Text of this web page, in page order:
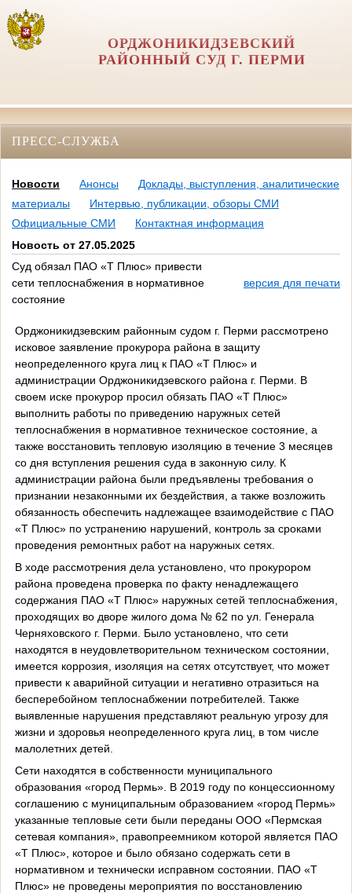
ОРДЖОНИКИДЗЕВСКИЙ
РАЙОННЫЙ СУД Г. ПЕРМИ
ПРЕСС-СЛУЖБА
Новости Анонсы
Доклады, выступления, аналитические
материалы
Интервью, публикации, обзоры СМИ
Официальные СМИ
Контактная информация
Новость от 27.05.2025
Суд обязал ПАО «Т Плюс» привести
сети теплоснабжения в нормативное
состояние
версия для печати
Орджоникидзевским районным судом г. Перми рассмотрено
исковое заявление прокурора района в защиту
неопределенного круга лиц к ПАО «Т Плюс» и
администрации Орджоникидзевского района г. Перми. В
своем иске прокурор просил обязать ПАО «Т Плюс»
выполнить работы по приведению наружных сетей
теплоснабжения в нормативное техническое состояние, а
также восстановить тепловую изоляцию в течение 3 месяцев
со дня вступления решения суда в законную силу. К
администрации района были предъявлены требования о
признании незаконными их бездействия, а также возложить
обязанность обеспечить надлежащее взаимодействие с ПАО
«Т Плюс» по устранению нарушений, контроль за сроками
проведения ремонтных работ на наружных сетях.
В ходе рассмотрения дела установлено, что прокурором
района проведена проверка по факту ненадлежащего
содержания ПАО «Т Плюс» наружных сетей теплоснабжения,
проходящих во дворе жилого дома № 62 по ул. Генерала
Черняховского г. Перми. Было установлено, что сети
находятся в неудовлетворительном техническом состоянии,
имеется коррозия, изоляция на сетях отсутствует, что может
привести к аварийной ситуации и негативно отразиться на
бесперебойном теплоснабжении потребителей. Также
выявленные нарушения представляют реальную угрозу для
жизни и здоровья неопределенного круга лиц, в том числе
малолетних детей.
Сети находятся в собственности муниципального
образования «город Пермь». В 2019 году по концессионному
соглашению с муниципальным образованием «город Пермь»
указанные тепловые сети были переданы ООО «Пермская
сетевая компания», правопреемником которой является ПАО
«Т Плюс», которое и было обязано содержать сети в
нормативном и технически исправном состоянии. ПАО «Т
Плюс» не проведены мероприятия по восстановлению